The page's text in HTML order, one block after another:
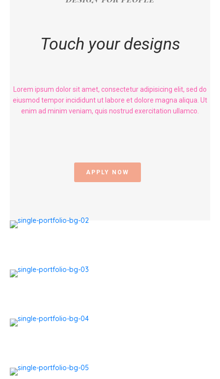
Touch your designs
Lorem ipsum dolor sit amet, consectetur adipisicing elit, sed do
eiusmod tempor incididunt ut labore et dolore magna aliqua. Ut
enim ad minim veniam, quis nostrud exercitation ullamco.
APPLY NOW